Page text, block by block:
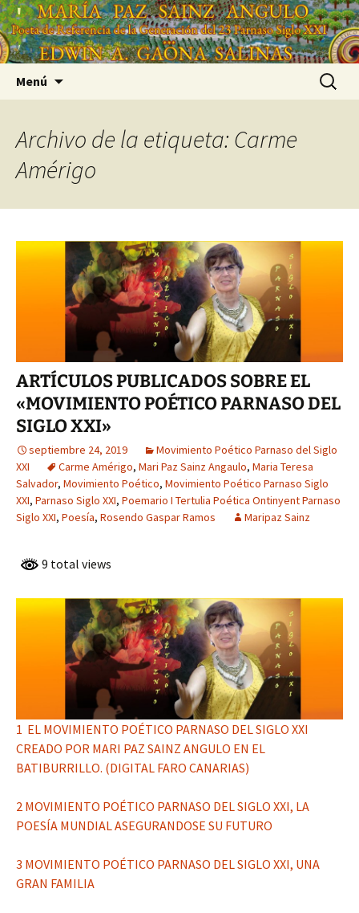
Saltar
al
contenido
'
'
Menú Buscar:
Archivo de la etiqueta: Carme
Amérigo
ARTÍCULOS PUBLICADOS SOBRE EL
«MOVIMIENTO POÉTICO PARNASO DEL
SIGLO XXI»
septiembre 24, 2019
Movimiento Poético Parnaso del Siglo
XXI
Carme Amérigo, Mari Paz Sainz Angaulo, Maria Teresa
Salvador, Movimiento Poético, Movimiento Poético Parnaso Siglo
XXI, Parnaso Siglo XXI, Poemario I Tertulia Poética Ontinyent Parnaso
Siglo XXI, Poesía, Rosendo Gaspar Ramos Maripaz Sainz
9 total views
1 EL MOVIMIENTO POÉTICO PARNASO DEL SIGLO XXI
CREADO POR MARI PAZ SAINZ ANGULO EN EL
BATIBURRILLO. (DIGITAL FARO CANARIAS)
2 MOVIMIENTO POÉTICO PARNASO DEL SIGLO XXI, LA
POESÍA MUNDIAL ASEGURANDOSE SU FUTURO
3 MOVIMIENTO POÉTICO PARNASO DEL SIGLO XXI, UNA
GRAN FAMILIA